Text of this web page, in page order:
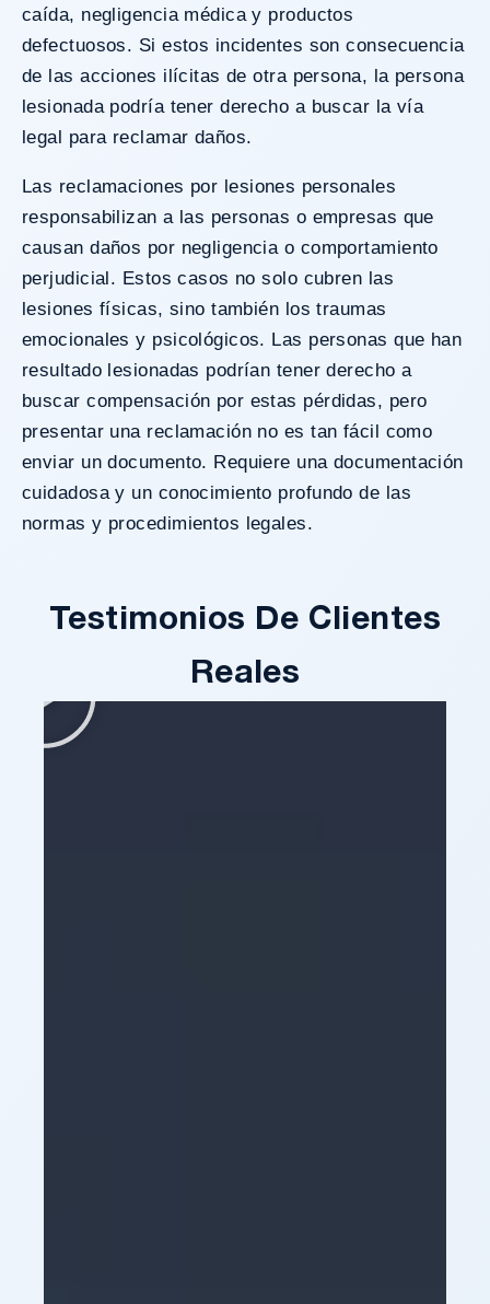
caída, negligencia médica y productos
defectuosos. Si estos incidentes son consecuencia
de las acciones ilícitas de otra persona, la persona
lesionada podría tener derecho a buscar la vía
legal para reclamar daños.
Las reclamaciones por lesiones personales
responsabilizan a las personas o empresas que
causan daños por negligencia o comportamiento
perjudicial. Estos casos no solo cubren las
lesiones físicas, sino también los traumas
emocionales y psicológicos. Las personas que han
resultado lesionadas podrían tener derecho a
buscar compensación por estas pérdidas, pero
presentar una reclamación no es tan fácil como
enviar un documento. Requiere una documentación
cuidadosa y un conocimiento profundo de las
normas y procedimientos legales.
Testimonios De Clientes
Reales